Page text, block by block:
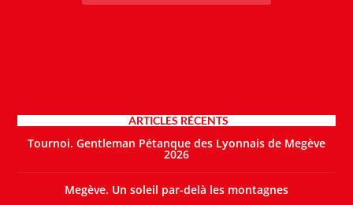
ARTICLES RÉCENTS
Tournoi. Gentleman Pétanque des Lyonnais de Megève
2026
Megève. Un soleil par-delà les montagnes